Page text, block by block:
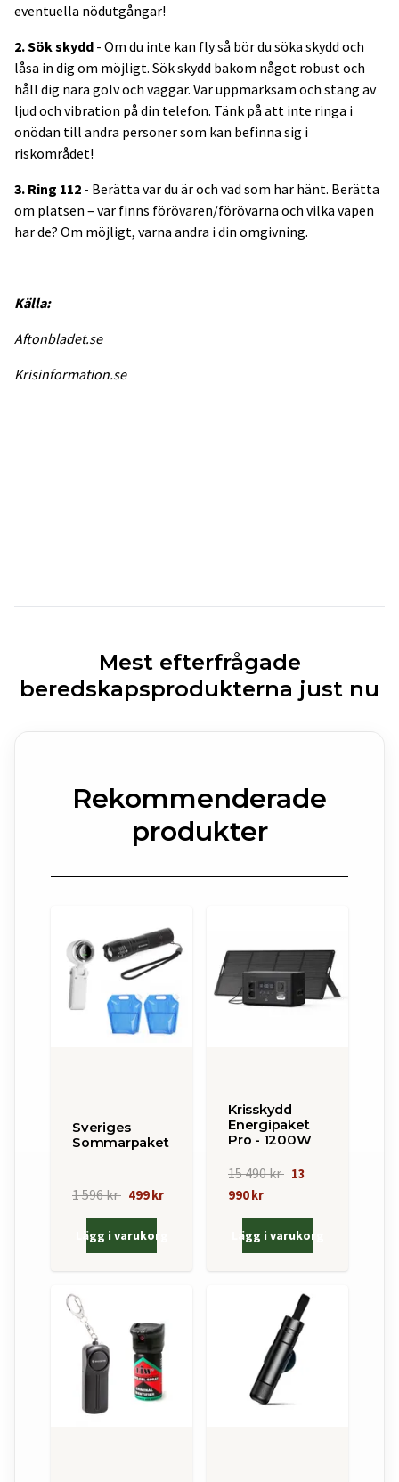
eventuella nödutgångar!
2. Sök skydd - Om du inte kan fly så bör du söka skydd och
låsa in dig om möjligt. Sök skydd bakom något robust och
håll dig nära golv och väggar. Var uppmärksam och stäng av
ljud och vibration på din telefon. Tänk på att inte ringa i
onödan till andra personer som kan befinna sig i
riskområdet!
3. Ring 112 - Berätta var du är och vad som har hänt. Berätta
om platsen – var finns förövaren/förövarna och vilka vapen
har de? Om möjligt, varna andra i din omgivning.
Källa:
Aftonbladet.se
Krisinformation.se
Mest efterfrågade
beredskapsprodukterna just nu
Rekommenderade
produkter
Sveriges
Sommarpaket
1 596 kr 499 kr
Lägg i varukorg
Krisskydd
Energipaket
Pro - 1200W
15 490 kr 13
990 kr
Lägg i varukorg